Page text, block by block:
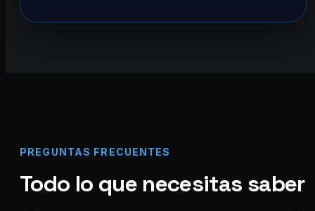
PREGUNTAS FRECUENTES
Todo lo que necesitas saber